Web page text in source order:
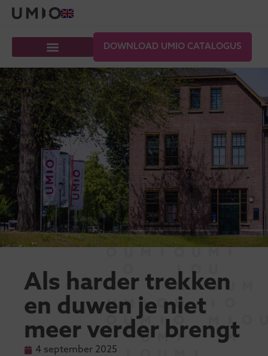
DOWNLOAD UMIO CATALOGUS
Als harder trekken
en duwen je niet
meer verder brengt
4 september 2025